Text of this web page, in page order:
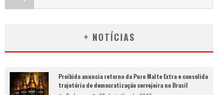
+ NOTÍCIAS
Proibida anuncia retorno da Puro Malte Extra e consolida
trajetória de democratização cervejeira no Brasil